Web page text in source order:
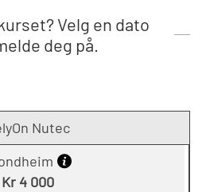
Velg en dato
deg på.
Nutec
Kr 4 000